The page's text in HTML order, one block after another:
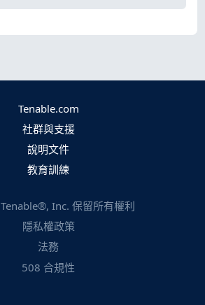
Tenable.com
社群與支援
說明文件
教育訓練
Tenable®, Inc. 保留所有權利
隱私權政策
法務
508 合規性